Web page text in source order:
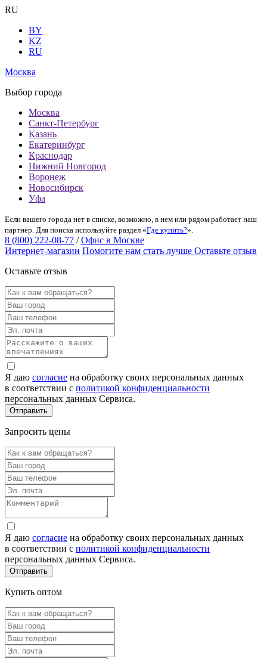
RU
BY
KZ
RU
Москва
Выбор города
Москва
Санкт-Петербург
Казань
Екатеринбург
Краснодар
Нижний Новгород
Воронеж
Новосибирск
Уфа
Если вашего города нет в списке, возможно, в нем или рядом работает наш
партнер. Для поиска используйте раздел «Где купить?».
8 (800) 222-08-77 / Офис в Москве
Интернет-магазин Помогите нам стать лучше Оставьте отзыв
Оставьте отзыв
Я даю согласие на обработку своих персональных данных
в соответствии с политикой конфиденциальности
персональных данных Сервиса.
Запросить цены
Я даю согласие на обработку своих персональных данных
в соответствии с политикой конфиденциальности
персональных данных Сервиса.
Купить оптом